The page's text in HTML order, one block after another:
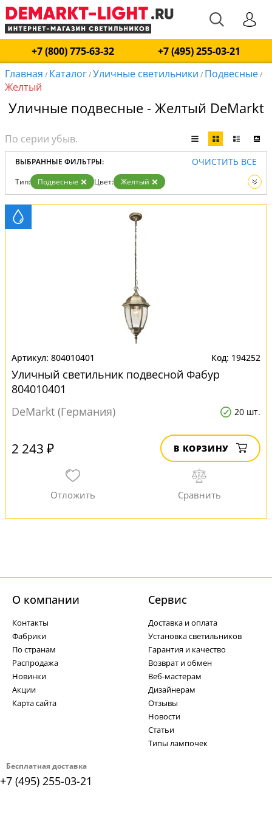
+7 (800) 775-63-32
+7 (495) 255-03-21
Главная / Каталог/Уличные светильники / Подвесные/
Желтый
Уличные подвесные - Желтый DeMarkt
ВЫБРАННЫЕ ФИЛЬТРЫ: ОЧИСТИТЬ ВСЕ
Тип: Подвесные Цвет:
Желтый
Вид:
Уличные светильники
804010401 194252
Уличный светильник подвесной Фабур
804010401
DeMarkt (Германия)
20 шт.
2 243 ₽ В КОРЗИНУ
Бесплатная доставка
+7 (495) 255-03-21
О компании
Контакты
Фабрики
По странам
Распродажа
Новинки
Акции
Карта сайта
Cервис
Доставка и оплата
Установка светильников
Гарантия и качество
Возврат и обмен
Веб-мастерам
Дизайнерам
Отзывы
Новости
Статьи
Типы лампочек